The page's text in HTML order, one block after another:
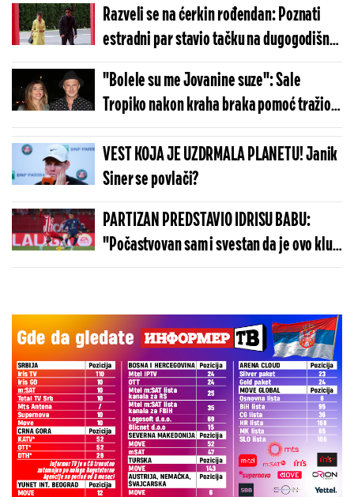
Razveli se na ćerkin rođendan: Poznati
estradni par stavio tačku na dugogodišnji
brak
"Bolele su me Jovanine suze": Sale
Tropiko nakon kraha braka pomoć tražio
kod duhovnika
VEST KOJA JE UZDRMALA PLANETU! Janik
Siner se povlači?
PARTIZAN PREDSTAVIO IDRISU BABU:
"Počastvovan sam i svestan da je ovo klub
sa velikom istorijom"